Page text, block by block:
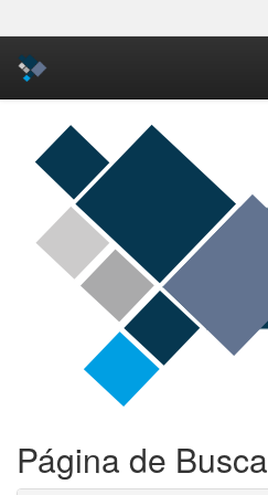
Skip
navigation
Página de Busca